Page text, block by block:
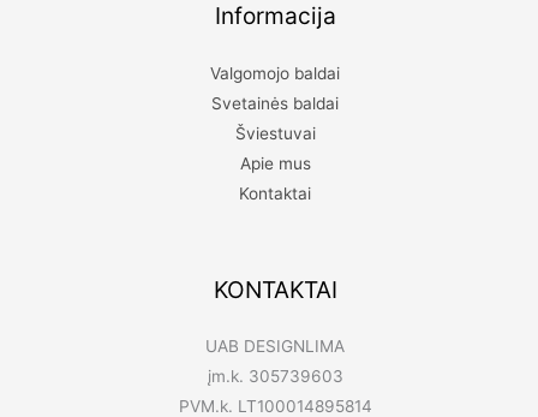
Informacija
Valgomojo baldai
Svetainės baldai
Šviestuvai
Apie mus
Kontaktai
KONTAKTAI
UAB DESIGNLIMA
įm.k. 305739603
PVM.k. LT100014895814